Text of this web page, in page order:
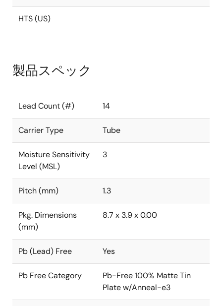
HTS (US)
製品スペック
Lead Count (#) 14
Carrier Type Tube
Moisture Sensitivity
Level (MSL)
3
Pitch (mm) 1.3
Pkg. Dimensions
(mm)
8.7 x 3.9 x 0.00
Pb (Lead) Free Yes
Pb Free Category
Pb-Free 100% Matte Tin
Plate w/Anneal-e3